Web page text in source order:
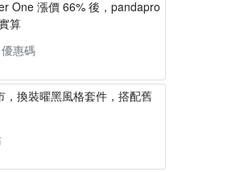
One 漲價 66% 後，pandapro
算
惠碼
換裝曜黑風格套件，搭配舊